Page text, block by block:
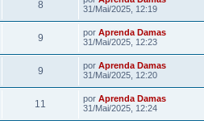
8
31/Mai/2025, 12:19
9 por Aprenda Damas
31/Mai/2025, 12:23
9 por Aprenda Damas
31/Mai/2025, 12:20
11 por Aprenda Damas
31/Mai/2025, 12:24